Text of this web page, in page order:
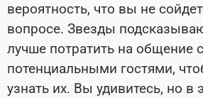
вероятность, что вы не
вопросе. Звезды
лучше потратить на общение с
потенциальными гостями,
узнать их. Вы удивитесь, но в